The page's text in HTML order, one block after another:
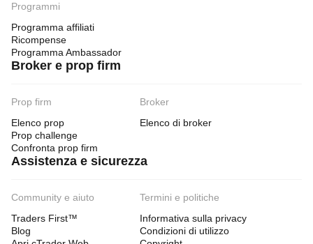
━━━━━━━━━━━━━━━━━━━━━━━━━━━━
💰 04 — MONEY & LIMITS
🔹 Sizing Mode (default: RiskPercent)
How position size is determined. FixedLots: always uses
the specified fixed lot size. RiskPercent: calculates lot
fixed percentage of account balance. RiskPercent is
recommended for professional money management.
Programmi
Programma affiliati
Ricompense
Programma Ambassador
Broker e prop firm
Prop firm
Elenco prop
Prop challenge
Confronta prop firm
Broker
Elenco di broker
Assistenza e sicurezza
Community e aiuto
Traders First™
Blog
Termini e politiche
Informativa sulla privacy
Condizioni di utilizzo